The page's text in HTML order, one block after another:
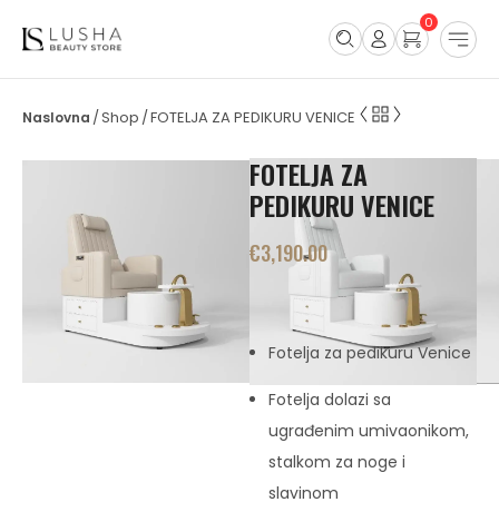
0
/Shop /FOTELJA ZA PEDIKURU VENICE
FOTELJA ZA
PEDIKURU VENICE
€3,190.00
Fotelja za pedikuru Venice
Fotelja dolazi sa
ugrađenim umivaonikom,
stalkom za noge i
slavinom